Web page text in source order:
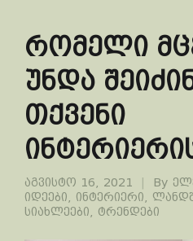
რომელი
უნდა
თქვენი
აგვისტო 16, 2021 By
იდეები
ინტერიერი
სიახლეები
ტრენდები